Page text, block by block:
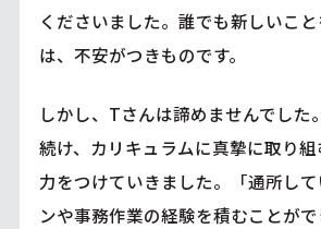
くださいました。誰でも新しいこ
は、不安がつきものです。
しかし、Tさんは諦めませんでした
続け、カリキュラムに真摯に取り
力をつけていきました。「通所し
ンや事務作業の経験を積むことが